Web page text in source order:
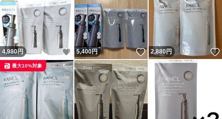
4,980円 いいね！
5,400円 いいね！
2,880円
最大10%対象